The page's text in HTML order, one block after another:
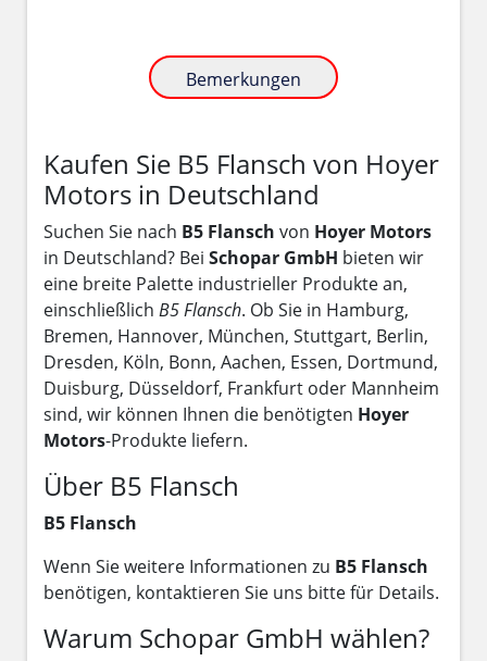
Bemerkungen
Kaufen Sie B5 Flansch von Hoyer
Motors in Deutschland
Suchen Sie nach B5 Flansch von Hoyer Motors
in Deutschland? Bei Schopar GmbH bieten wir
eine breite Palette industrieller Produkte an,
einschließlich B5 Flansch. Ob Sie in Hamburg,
Bremen, Hannover, München, Stuttgart, Berlin,
Dresden, Köln, Bonn, Aachen, Essen, Dortmund,
Duisburg, Düsseldorf, Frankfurt oder Mannheim
sind, wir können Ihnen die benötigten Hoyer
Motors-Produkte liefern.
Über B5 Flansch
B5 Flansch
Wenn Sie weitere Informationen zu B5 Flansch
benötigen, kontaktieren Sie uns bitte für Details.
Warum Schopar GmbH wählen?